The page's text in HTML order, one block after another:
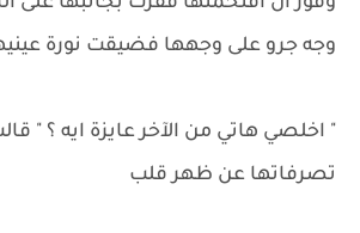
وجه جرو على وجهها فضيقت نورة
" اخلصي هاتي من الآخر عايزة ايه ؟ "
تصرفاتها عن ظهر قلب